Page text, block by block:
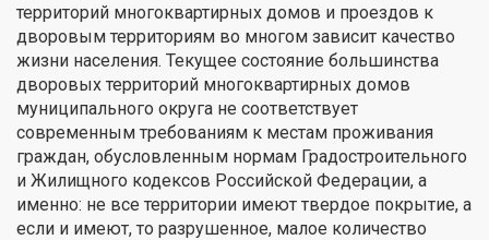
территорий многоквартирных домов и проездов к
дворовым территориям во многом зависит качество
жизни населения. Текущее состояние большинства
дворовых территорий многоквартирных домов
муниципального округа не соответствует
современным требованиям к местам проживания
граждан, обусловленным нормам Градостроительного
и Жилищного кодексов Российской Федерации, а
именно: не все территории имеют твердое покрытие, а
если и имеют, то разрушенное, малое количество